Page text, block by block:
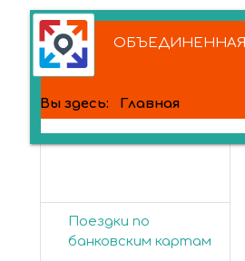
ОБЪЕДИНЕННАЯ
Вы здесь: Главная
Поездки по
банковским картам